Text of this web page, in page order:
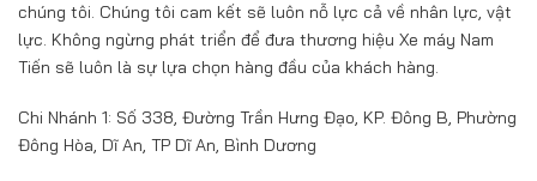
chúng tôi. Chúng tôi cam kết sẽ luôn nỗ lực cả về nhân lực, vật
lực. Không ngừng phát triển để đưa thương hiệu Xe máy Nam
Tiến sẽ luôn là sự lựa chọn hàng đầu của khách hàng.
Chi Nhánh 1: Số 338, Đường Trần Hưng Đạo, KP. Đông B, Phường
Đông Hòa, Dĩ An, TP Dĩ An, Bình Dương